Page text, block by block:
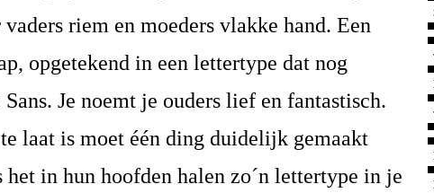
riem en moeders vlakke hand. Een
opgetekend in een lettertype dat nog
Je noemt je ouders lief en fantastisch.
laat is moet één ding duidelijk gemaakt
het in hun hoofden halen zo´n lettertype in je